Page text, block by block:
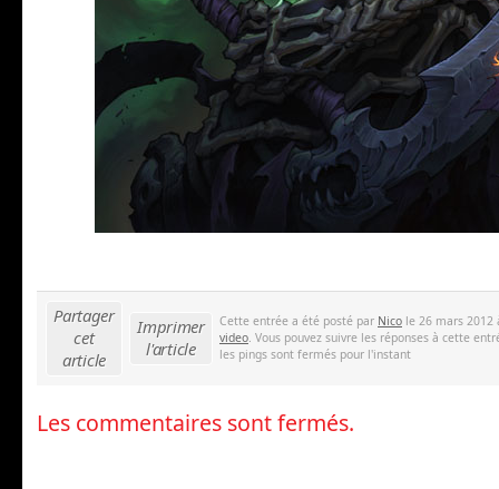
Partager
cet
article
Imprimer
l'article
Cette entrée a été posté par Nico le 26 mars
video. Vous pouvez suivre les réponses à cette
les pings sont fermés pour l'instant
Les commentaires sont fermés.